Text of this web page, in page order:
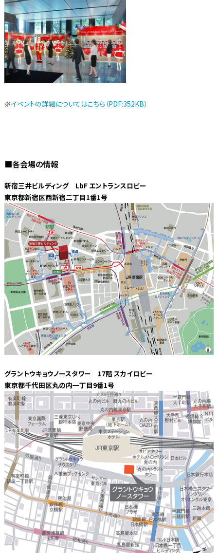
※イベントの詳細についてはこちら（PDF:352KB）
■各会場の情報
新宿三井ビルディング LbF エントランスロビー
東京都新宿区西新宿二丁目1番1号
グラントウキョウノースタワー 17階 スカイロビー
東京都千代田区丸の内一丁目9番1号